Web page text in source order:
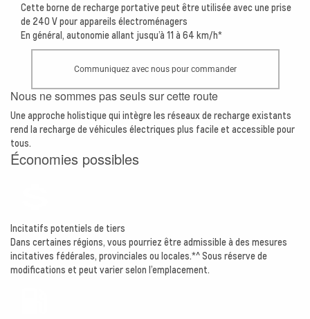
Cette borne de recharge portative peut être utilisée avec une prise
de 240 V pour appareils électroménagers
En général, autonomie allant jusqu’à 11 à 64 km/h*
Communiquez avec nous pour commander
Nous ne sommes pas seuls sur cette route
Une approche holistique qui intègre les réseaux de recharge existants
rend la recharge de véhicules électriques plus facile et accessible pour
tous.
Économies possibles
Incitatifs potentiels de tiers
Dans certaines régions, vous pourriez être admissible à des mesures
incitatives fédérales, provinciales ou locales.*^ Sous réserve de
modifications et peut varier selon l’emplacement.